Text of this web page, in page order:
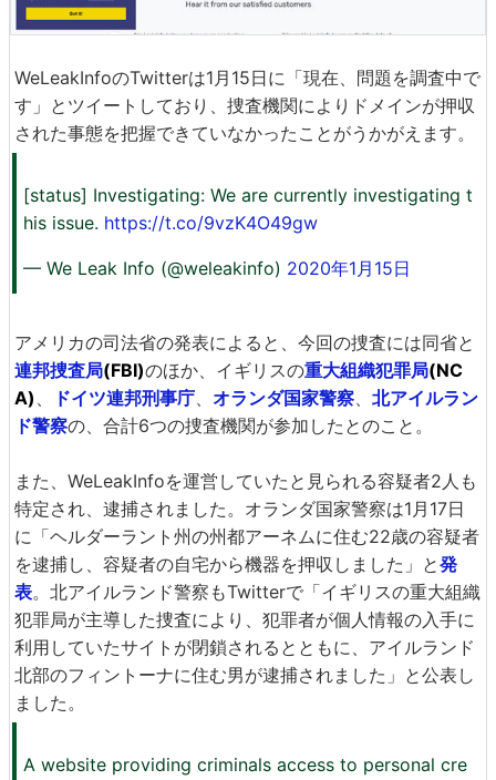
WeLeakInfoのTwitterは1月15日に「現在、問題を調査中で
す」とツイートしており、捜査機関によりドメインが押収
された事態を把握できていなかったことがうかがえます。
[status] Investigating: We are currently investigating t
his issue. https://t.co/9vzK4O49gw
— We Leak Info (@weleakinfo) 2020年1月15日
アメリカの司法省の発表によると、今回の捜査には同省と
連邦捜査局(FBI)のほか、イギリスの重大組織犯罪局(NC
A) 、 ドイツ連邦刑事庁、 オランダ国家警察、 北アイルラン
ド警察の、合計6つの捜査機関が参加したとのこと。
また、WeLeakInfoを運営していたと見られる容疑者2人も
特定され、逮捕されました。オランダ国家警察は1月17日
に「ヘルダーラント州の州都アーネムに住む22歳の容疑者
を逮捕し、容疑者の自宅から機器を押収しました」と発
表。北アイルランド警察もTwitterで「イギリスの重大組織
犯罪局が主導した捜査により、犯罪者が個人情報の入手に
利用していたサイトが閉鎖されるとともに、アイルランド
北部のフィントーナに住む男が逮捕されました」と公表し
ました。
A website providing criminals access to personal cre